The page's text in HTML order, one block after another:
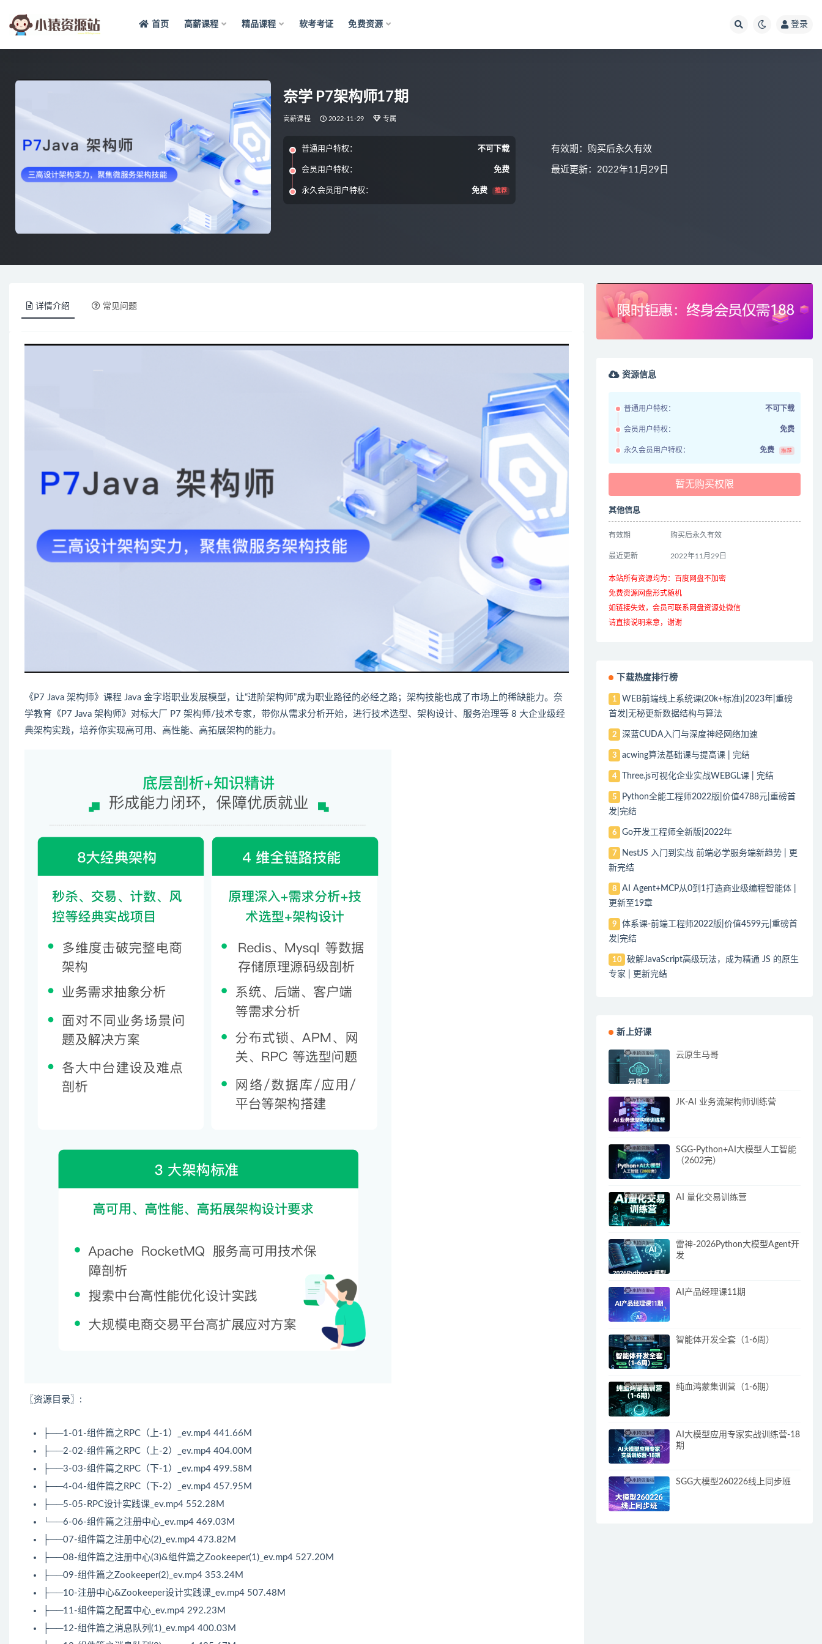
首页 高薪课程 精品课程 软考考证 免费资源 登录
奈学 P7架构师17期
高薪课程 2022-11-29 专属
普通用户特权： 不可下载
会员用户特权： 免费
永久会员用户特权： 免费 推荐
有效期：购买后永久有效
最近更新：2022年11月29日
详情介绍 常见问题
《P7 Java 架构师》课程 Java 金字塔职业发展模型，让“进阶架构师”成为职业路径的必经之路；架构技能也成了市场上的稀缺能力。奈
学教育《P7 Java 架构师》对标大厂 P7 架构师/技术专家，带你从需求分析开始，进行技术选型、架构设计、服务治理等 8 大企业级经
典架构实践，培养你实现高可用、高性能、高拓展架构的能力。
〖资源目录〗:
├──1-01-组件篇之RPC（上-1）_ev.mp4 441.66M
├──2-02-组件篇之RPC（上-2）_ev.mp4 404.00M
├──3-03-组件篇之RPC（下-1）_ev.mp4 499.58M
├──4-04-组件篇之RPC（下-2）_ev.mp4 457.95M
├──5-05-RPC设计实践课_ev.mp4 552.28M
└──6-06-组件篇之注册中心_ev.mp4 469.03M
├──07-组件篇之注册中心(2)_ev.mp4 473.82M
├──08-组件篇之注册中心(3)&组件篇之Zookeeper(1)_ev.mp4 527.20M
├──09-组件篇之Zookeeper(2)_ev.mp4 353.24M
├──10-注册中心&Zookeeper设计实践课_ev.mp4 507.48M
├──11-组件篇之配置中心_ev.mp4 292.23M
├──12-组件篇之消息队列(1)_ev.mp4 400.03M
资源信息
普通用户特权： 不可下载
会员用户特权： 免费
永久会员用户特权： 免费 推荐
暂无购买权限
其他信息
有效期 购买后永久有效
最近更新 2022年11月29日
本站所有资源均为：百度网盘不加密
免费资源网盘形式随机
如链接失效，会员可联系网盘资源处微信
请直接说明来意，谢谢
下载热度排行榜
1
WEB前端线上系统课(20k+标准)|2023年|重磅
首发|无秘更新数据结构与算法
2 深蓝CUDA入门与深度神经网络加速
3 acwing算法基础课与提高课 | 完结
4 Three.js可视化企业实战WEBGL课 | 完结
5
Python全能工程师2022版|价值4788元|重磅首
发|完结
6 Go开发工程师全新版|2022年
7
NestJS 入门到实战 前端必学服务端新趋势 | 更
新完结
8
AI Agent+MCP从0到1打造商业级编程智能体 |
更新至19章
9
体系课-前端工程师2022版|价值4599元|重磅首
发|完结
10
破解JavaScript高级玩法，成为精通 JS 的原生
专家 | 更新完结
新上好课
云原生马哥
JK-AI 业务流架构师训练营
SGG-Python+AI大模型人工智能
（2602完）
AI 量化交易训练营
雷神-2026Python大模型Agent开
发
AI产品经理课11期
智能体开发全套（1-6周）
纯血鸿蒙集训营（1-6期）
AI大模型应用专家实战训练营-18
期
SGG大模型260226线上同步班